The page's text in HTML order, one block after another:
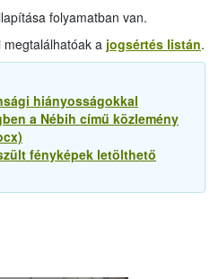
folyamatban van.
a jogsértés listán.
hiányosságokkal
a Nébih című közlemény
fényképek letölthető